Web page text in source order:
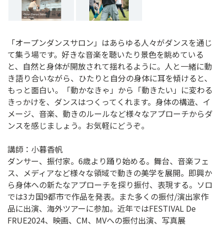
「オープンダンスサロン」はあらゆる人々がダンスを通じ
て集う場です。好きな音楽を聴いたり景色を眺めている
と、自然と身体が開放されて揺れるように。人と一緒に動
き語り合いながら、ひたりと自分の身体に耳を傾けると、
もっと面白い。「動かなきゃ」から「動きたい」に変わる
きっかけを、ダンスはつくってくれます。身体の構造、イ
メージ、音楽、動きのルールなど様々なアプローチからダ
ンスを感じましょう。お気軽にどうぞ。
講師：小暮香帆
ダンサー、振付家。6歳より踊り始める。舞台、音楽フェ
ス、メディアなど様々な領域で動きの美学を展開。即興か
ら身体への新たなアプローチを探り振付、表現する。ソロ
では3カ国9都市で作品を発表。また多くの振付/演出家作
品に出演、海外ツアーに参加。近年ではFESTIVAL De
FRUE2024、映画、CM、MVへの振付出演、写真展